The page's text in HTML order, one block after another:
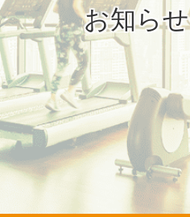
お知らせ